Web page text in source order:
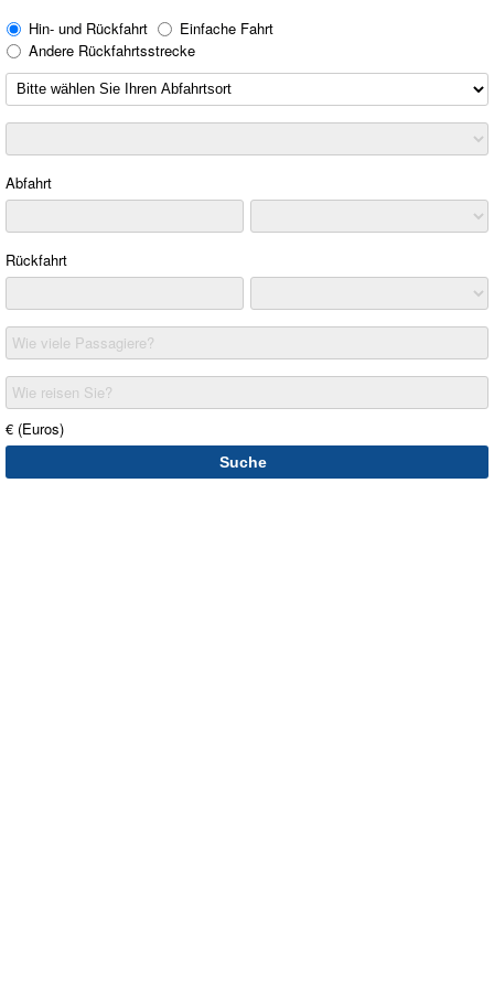
Hin- und Rückfahrt
Einfache Fahrt
Andere Rückfahrtsstrecke
Abfahrt
Rückfahrt
Wie viele Passagiere?
Wie reisen Sie?
€ (Euros)
Suche